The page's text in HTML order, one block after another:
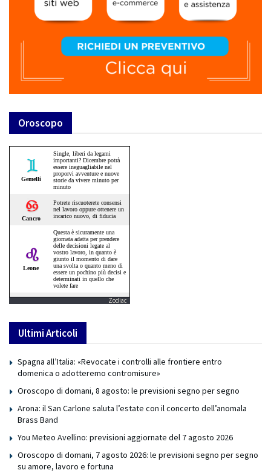
Oroscopo
Zodiac
Ultimi Articoli
Spagna all’Italia: «Revocate i controlli alle frontiere entro
domenica o adotteremo contromisure»
Oroscopo di domani, 8 agosto: le previsioni segno per segno
Arona: il San Carlone saluta l’estate con il concerto dell’anomala
Brass Band
You Meteo Avellino: previsioni aggiornate del 7 agosto 2026
Oroscopo di domani, 7 agosto 2026: le previsioni segno per segno
su amore, lavoro e fortuna